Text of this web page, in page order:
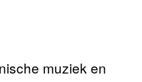
muziek en